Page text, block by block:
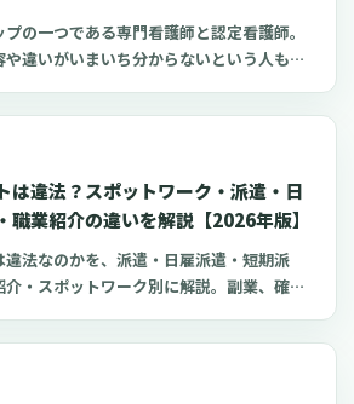
の一つである専門看護師と認定看護師。
違いがいまいち分からないという人も多
護師として目指す方向性が見えてくるか
専門看護師と認定看護師の違いや大阪府
紹介します。
は違法？スポットワーク・派遣・日
職業紹介の違いを解説【2026年版】
法なのかを、派遣・日雇派遣・短期派
・スポットワーク別に解説。副業、確定